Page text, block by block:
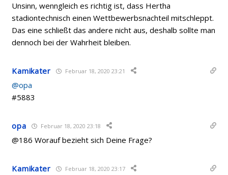
Unsinn, wenngleich es richtig ist, dass Hertha
stadiontechnisch einen Wettbewerbsnachteil mitschleppt.
Das eine schließt das andere nicht aus, deshalb sollte man
dennoch bei der Wahrheit bleiben.
Kamikater Februar 18, 2020 23:21
@opa
#5883
opa Februar 18, 2020 23:18
@186 Worauf bezieht sich Deine Frage?
Kamikater Februar 18, 2020 23:17